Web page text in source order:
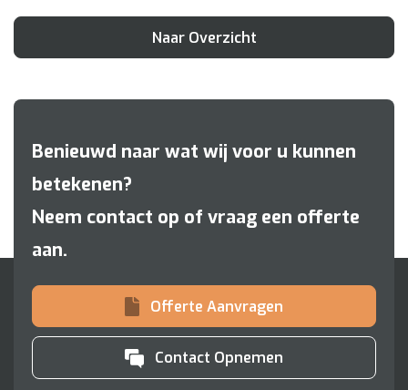
Naar Overzicht
Benieuwd naar wat wij voor u kunnen
betekenen?
Neem contact op of vraag een offerte
aan.
Offerte Aanvragen
Contact Opnemen